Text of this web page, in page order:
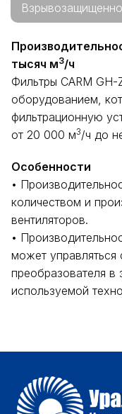
тысяч м3/ч
Фильтры CARM
оборудованием,
фильтрационную
от 20 000 м3/ч до
Особенности
•
количеством и
вентиляторов.
•
может
преобразователя в
используемой